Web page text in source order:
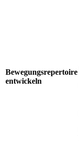
Bewegungsrepertoire
entwickeln